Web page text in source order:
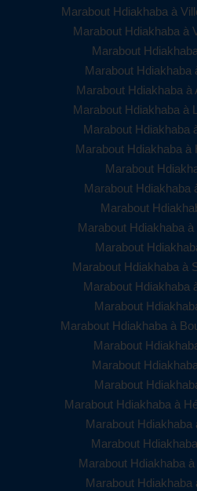
Marabout Hdiakhaba à
Marabout Hdiakhaba à
Marabout
Marabout Hdiakhaba
Marabout Hdiakhaba à
Marabout Hdiakhaba à
Marabout Hdiakhaba
Marabout Hdiakhaba à
Marabout
Marabout Hdiakhaba
Marabout
Marabout Hdiakhaba
Marabout
Marabout Hdiakhaba à
Marabout Hdiakhaba
Marabout
Marabout Hdiakhaba à
Marabout
Marabout
Marabout
Marabout Hdiakhaba à
Marabout Hdiakhaba
Marabout
Marabout Hdiakhaba
Marabout Hdiakhaba